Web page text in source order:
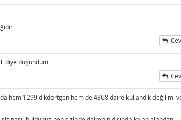
diye düşündüm.
hem 1299 dikdörtgen hem de 4368 daire kullandık değil mi